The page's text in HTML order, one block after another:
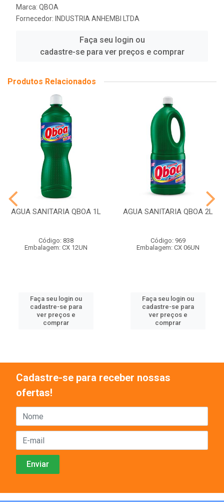
Marca: QBOA
Fornecedor: INDUSTRIA ANHEMBI LTDA
Faça seu login ou
cadastre-se para ver preços e comprar
Produtos Relacionados
AGUA SANITARIA QBOA 1L
Código: 838
Embalagem: CX 12UN
Faça seu login ou
cadastre-se para
ver preços e
comprar
AGUA SANITARIA QBOA 2L
Código: 969
Embalagem: CX 06UN
Faça seu login ou
cadastre-se para
ver preços e
comprar
Cadastre-se para receber nossas
ofertas!